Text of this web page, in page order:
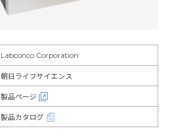
Labconco Corporation
朝日ライフサイエンス
製品ページ
製品カタログ